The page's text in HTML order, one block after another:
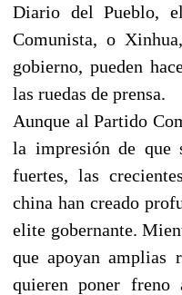
Diario del Pueblo,
Comunista, o
gobierno, pueden
las ruedas de prensa.
Aunque al Partido
la impresión de que
fuertes, las
china han creado
elite gobernante.
que apoyan amplias
quieren poner freno